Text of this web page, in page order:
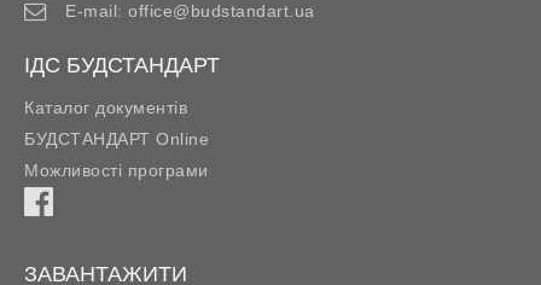
E-mail: office@budstandart.ua
ІДС БУДСТАНДАРТ
Каталог документів
БУДСТАНДАРТ Online
Можливості програми
ЗАВАНТАЖИТИ